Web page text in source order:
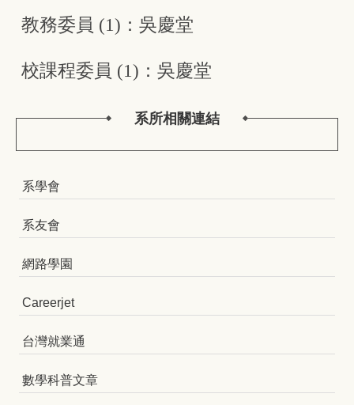
教務委員 (1)：吳慶堂
校課程委員 (1)：吳慶堂
系所相關連結
系學會
系友會
網路學園
Careerjet
台灣就業通
數學科普文章